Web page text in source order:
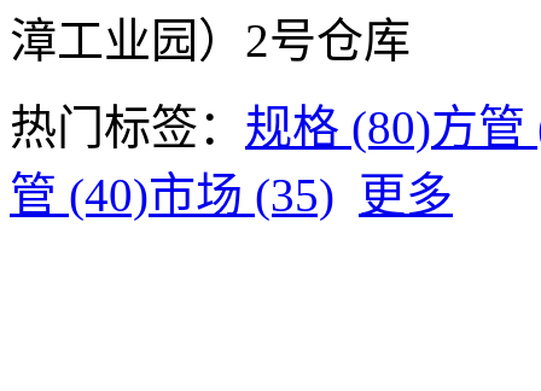
漳工业园）2号仓库
热门标签： 规格 (80)方管
管 (40)市场 (35) 更多